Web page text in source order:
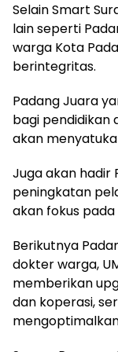
Selain Smart
lain seperti
warga Kota
berintegritas.
Padang Juara
bagi pendidikan
akan
Juga akan hadir
peningkatan
akan fokus
Berikutnya
dokter warga,
memberikan
dan koperasi,